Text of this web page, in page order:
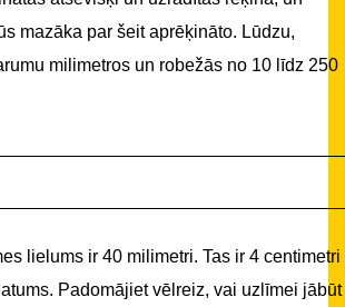
mazāka par šeit aprēķināto. Lūdzu,
milimetros un robežās no 10 līdz 250
lielums ir 40 milimetri. Tas ir 4 centimetri
Padomājiet vēlreiz, vai uzlīmei jābūt